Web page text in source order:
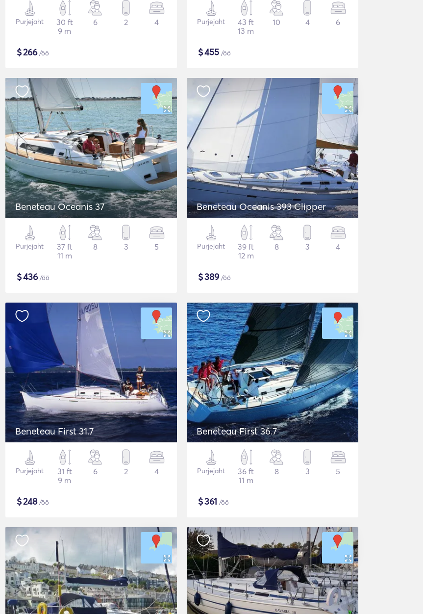
Purjejaht
30 ft
9 m
6 2 4
$266/öö
Purjejaht
43 ft
13 m
10 4 6
$455 /öö
Beneteau Oceanis 37
Purjejaht
37 ft
11 m
8 3 5
$436/öö
Beneteau Oceanis 393 Clipper
Purjejaht
39 ft
12 m
8 3 4
$389/öö
Beneteau First 31.7
Purjejaht
31 ft
9 m
6 2 4
$248/öö
Beneteau First 36.7
Purjejaht
36 ft
11 m
8 3 5
$361 /öö